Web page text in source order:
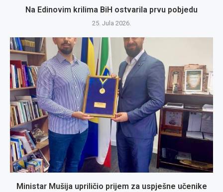
Na Edinovim krilima BiH ostvarila prvu pobjedu
25. Jula 2026.
Ministar Mušija upriličio prijem za uspješne učenike